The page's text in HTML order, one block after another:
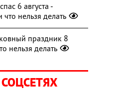
6 августа -
нельзя делать
праздник 8
нельзя делать